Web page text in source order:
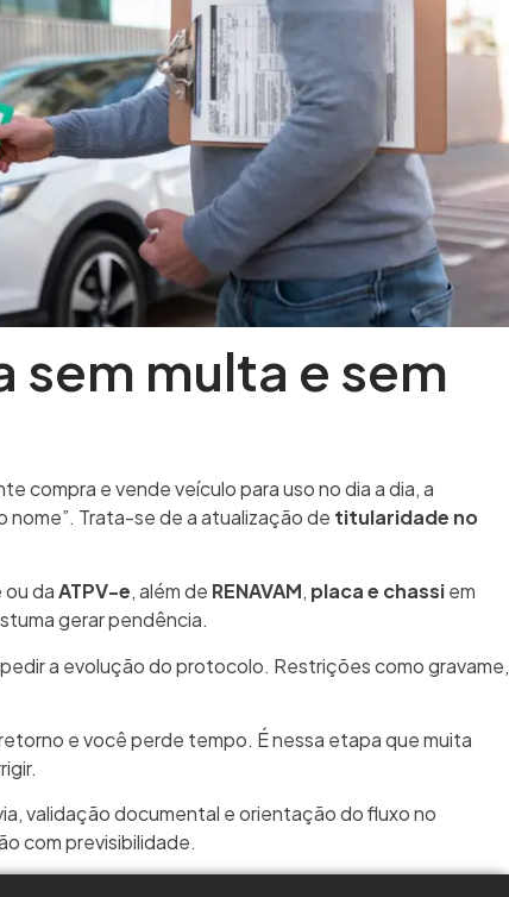
sem multa e sem
compra e vende veículo para uso no dia a dia, a
nome”. Trata-se de a atualização de titularidade no
daATPV-e, além de RENAVAM, placa e chassiem
gerar pendência.
a evolução do protocolo. Restrições como gravame,
e você perde tempo. É nessa etapa que muita
validação documental e orientação do fluxo no
com previsibilidade.